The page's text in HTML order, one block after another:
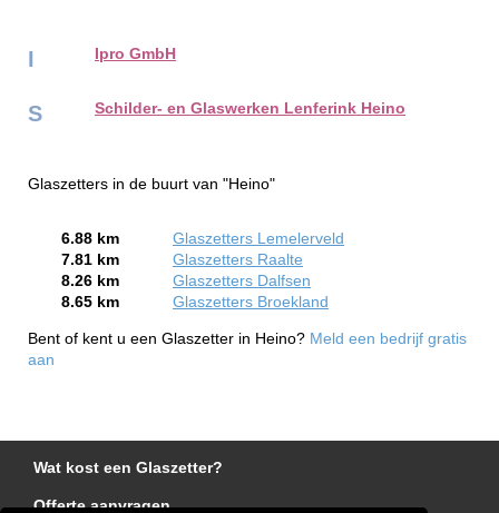
I Ipro GmbH
S Schilder- en Glaswerken Lenferink Heino
Glaszetters in de buurt van "Heino"
6.88 km
Glaszetters Lemelerveld
7.81 km
Glaszetters Raalte
8.26 km
Glaszetters Dalfsen
8.65 km
Glaszetters Broekland
Bent of kent u een Glaszetter in Heino? Meld een bedrijf gratis
aan
Wat kost een Glaszetter?
Offerte aanvragen